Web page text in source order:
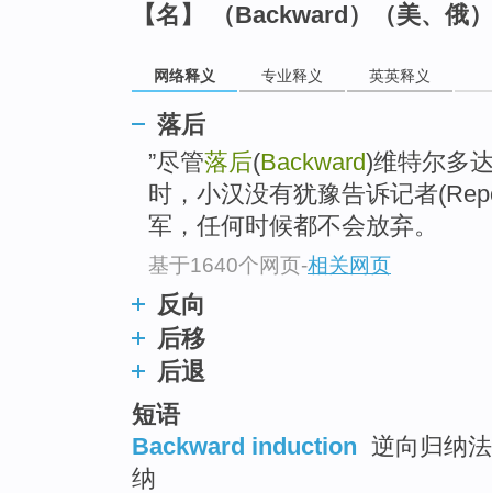
【名】 （Backward）（美、俄
网络释义 专业释义 英英释义
落后
”尽管落后(Backward)维特尔多
时，小汉没有犹豫告诉记者
军，任何时候都不会放弃。
基于1640个网页-相关网页
反向
后移
后退
短语
Backward induction 逆向归纳
纳